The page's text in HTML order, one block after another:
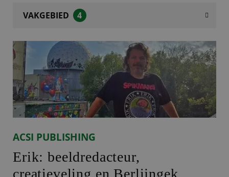
VAKGEBIED 4
ACSI PUBLISHING
Erik: beeldredacteur,
creatieveling en Berlijngek